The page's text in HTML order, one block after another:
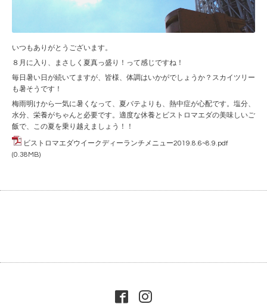
いつもありがとうございます。
８月に入り、まさしく夏真っ盛り！って感じですね！
毎日暑い日が続いてますが、皆様、体調はいかがでしょうか？スカイツリー
も暑そうです！
梅雨明けから一気に暑くなって、夏バテよりも、熱中症が心配です。塩分、
水分、栄養がちゃんと必要です。適度な休養とビストロマエダの美味しいご
飯で、この夏を乗り越えましょう！！
ビストロマエダウイークディーランチメニュー2019.8.6~8.9.pdf
(0.38MB)